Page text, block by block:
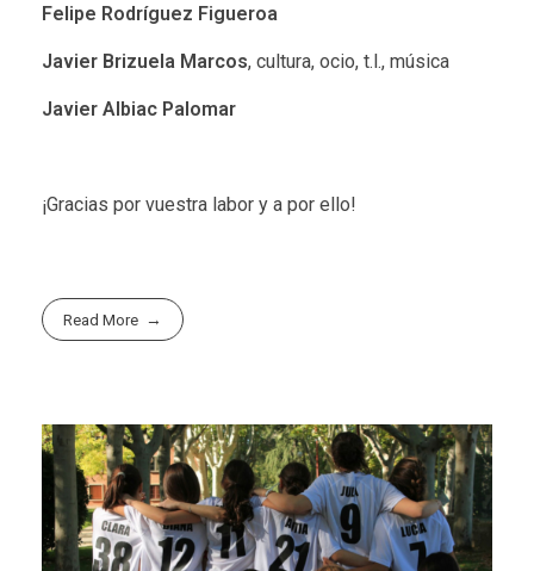
Felipe Rodríguez Figueroa
Javier Brizuela Marcos, cultura, ocio, t.l., música
Javier Albiac Palomar
¡Gracias por vuestra labor y a por ello!
Read More